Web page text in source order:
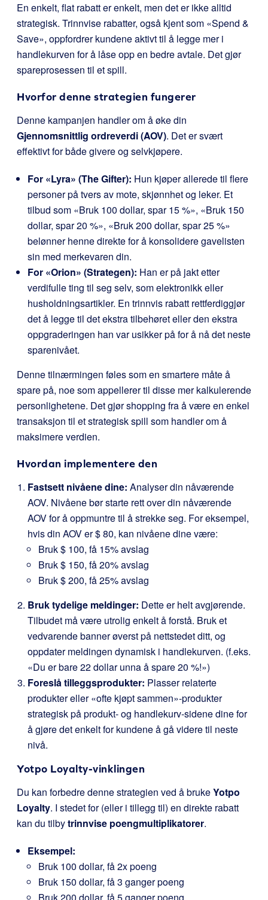
En enkelt, flat rabatt er enkelt, men det er ikke alltid
strategisk. Trinnvise rabatter, også kjent som «Spend &
Save», oppfordrer kundene aktivt til å legge mer i
handlekurven for å låse opp en bedre avtale. Det gjør
spareprosessen til et spill.
Hvorfor denne strategien fungerer
Denne kampanjen handler om å øke din
Gjennomsnittlig ordreverdi (AOV). Det er svært
effektivt for både givere og selvkjøpere.
For «Lyra» (The Gifter): Hun kjøper allerede til flere
personer på tvers av mote, skjønnhet og leker. Et
tilbud som «Bruk 100 dollar, spar 15 %», «Bruk 150
dollar, spar 20 %», «Bruk 200 dollar, spar 25 %»
belønner henne direkte for å konsolidere gavelisten
sin med merkevaren din.
For «Orion» (Strategen): Han er på jakt etter
verdifulle ting til seg selv, som elektronikk eller
husholdningsartikler. En trinnvis rabatt rettferdiggjør
det å legge til det ekstra tilbehøret eller den ekstra
oppgraderingen han var usikker på for å nå det neste
sparenivået.
Denne tilnærmingen føles som en smartere måte å
spare på, noe som appellerer til disse mer kalkulerende
personlighetene. Det gjør shopping fra å være en enkel
transaksjon til et strategisk spill som handler om å
maksimere verdien.
Hvordan implementere den
Fastsett nivåene dine: Analyser din nåværende
AOV. Nivåene bør starte rett over din nåværende
AOV for å oppmuntre til å strekke seg. For eksempel,
hvis din AOV er $ 80, kan nivåene dine være:
Bruk $ 100, få 15% avslag
Bruk $ 150, få 20% avslag
Bruk $ 200, få 25% avslag
Bruk tydelige meldinger: Dette er helt avgjørende.
Tilbudet må være utrolig enkelt å forstå. Bruk et
vedvarende banner øverst på nettstedet ditt, og
oppdater meldingen dynamisk i handlekurven. (f.eks.
«Du er bare 22 dollar unna å spare 20 %!»)
Foreslå tilleggsprodukter: Plasser relaterte
produkter eller «ofte kjøpt sammen»-produkter
strategisk på produkt- og handlekurv-sidene dine for
å gjøre det enkelt for kundene å gå videre til neste
nivå.
Yotpo Loyalty-vinklingen
Du kan forbedre denne strategien ved å brukeYotpo
Loyalty. I stedet for (eller i tillegg til) en direkte rabatt
kan du tilbytrinnvise poengmultiplikatorer.
Eksempel:
Bruk 100 dollar, få 2x poeng
Bruk 150 dollar, få 3 ganger poeng